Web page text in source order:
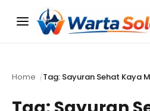
Menu
Home Tag: Sayuran Sehat Kaya